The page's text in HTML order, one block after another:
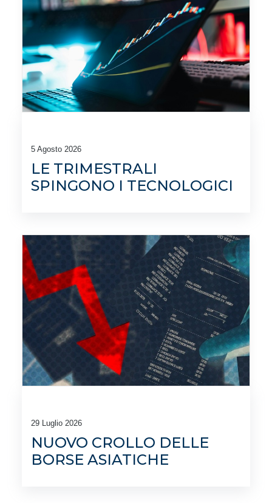
5 Agosto 2026
LE TRIMESTRALI
SPINGONO I TECNOLOGICI
29 Luglio 2026
NUOVO CROLLO DELLE
BORSE ASIATICHE